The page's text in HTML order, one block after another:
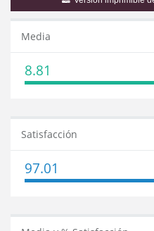
Media
8.81
Satisfacción
97.01